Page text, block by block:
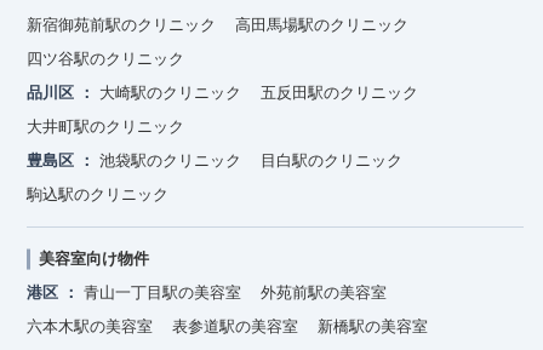
新宿御苑前駅のクリニック
高田馬場駅のクリニック
四ツ谷駅のクリニック
品川区
大崎駅のクリニック
五反田駅のクリニック
大井町駅のクリニック
豊島区
池袋駅のクリニック
目白駅のクリニック
駒込駅のクリニック
美容室向け物件
港区
青山一丁目駅の美容室
外苑前駅の美容室
六本木駅の美容室
表参道駅の美容室
新橋駅の美容室